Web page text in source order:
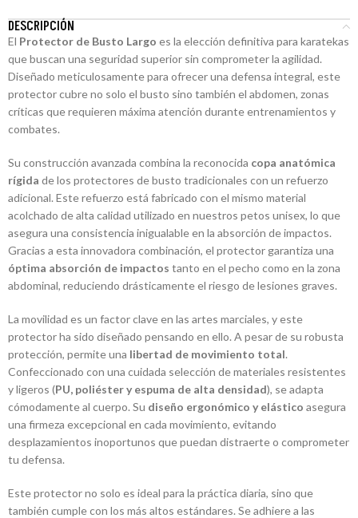
DESCRIPCIÓN
El Protector de Busto Largo es la elección definitiva para karatekas
que buscan una seguridad superior sin comprometer la agilidad.
Diseñado meticulosamente para ofrecer una defensa integral, este
protector cubre no solo el busto sino también el abdomen, zonas
críticas que requieren máxima atención durante entrenamientos y
combates.
Su construcción avanzada combina la reconocida copa anatómica
rígida de los protectores de busto tradicionales con un refuerzo
adicional. Este refuerzo está fabricado con el mismo material
acolchado de alta calidad utilizado en nuestros petos unisex, lo que
asegura una consistencia inigualable en la absorción de impactos.
Gracias a esta innovadora combinación, el protector garantiza una
óptima absorción de impactos tanto en el pecho como en la zona
abdominal, reduciendo drásticamente el riesgo de lesiones graves.
La movilidad es un factor clave en las artes marciales, y este
protector ha sido diseñado pensando en ello. A pesar de su robusta
protección, permite una libertad de movimiento total.
Confeccionado con una cuidada selección de materiales resistentes
y ligeros (PU, poliéster y espuma de alta densidad), se adapta
cómodamente al cuerpo. Su diseño ergonómico y elástico asegura
una firmeza excepcional en cada movimiento, evitando
desplazamientos inoportunos que puedan distraerte o comprometer
tu defensa.
Este protector no solo es ideal para la práctica diaria, sino que
también cumple con los más altos estándares. Se adhiere a las